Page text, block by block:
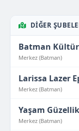
DIĞER
Batman
Merkez (Batman)
Larissa Lazer
Merkez (Batman)
Yaşam
Merkez (Batman)